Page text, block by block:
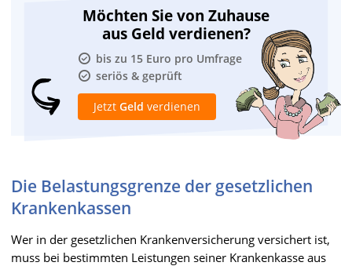
Möchten Sie von Zuhause
aus Geld verdienen?
bis zu 15 Euro pro Umfrage
seriös & geprüft
Jetzt Geld verdienen
Die Belastungsgrenze der gesetzlichen
Krankenkassen
Wer in der gesetzlichen Krankenversicherung versichert ist,
muss bei bestimmten Leistungen seiner Krankenkasse aus